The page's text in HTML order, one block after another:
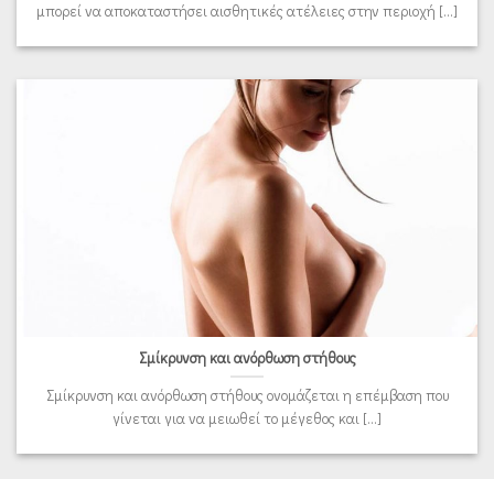
μπορεί να αποκαταστήσει αισθητικές ατέλειες στην περιοχή [...]
Σμίκρυνση και ανόρθωση στήθους
Σμίκρυνση και ανόρθωση στήθους ονομάζεται η επέμβαση που
γίνεται για να μειωθεί το μέγεθος και [...]